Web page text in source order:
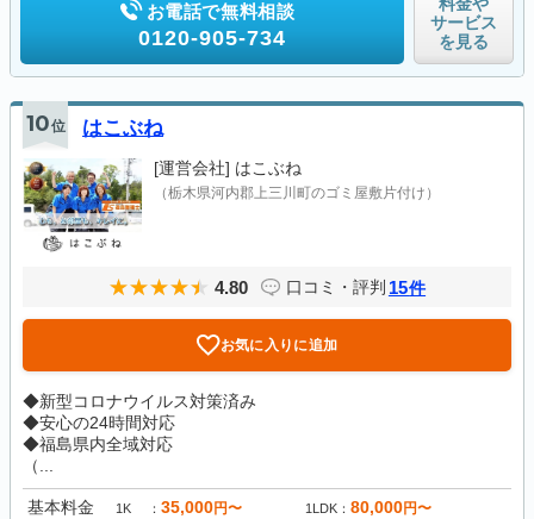
お電話で無料相談
0120-905-734
サービス
を見る
10位 はこぶね
[運営会社] はこぶね
（栃木県河内郡上三川町のゴミ屋敷片付け）
4.80 口コミ・評判 15件
お気に入りに追加
◆新型コロナウイルス対策済み
◆安心の24時間対応
◆福島県内全域対応
（...
基本料金 1K 35,000円〜 1LDK 80,000円〜